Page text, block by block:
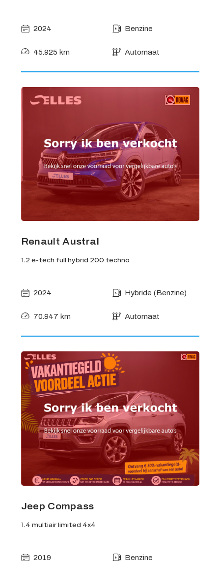
2024 Benzine
45.925 km Automaat
Renault Austral
1.2 e-tech full hybrid 200 techno
2024 Hybride (Benzine)
70.947 km Automaat
Jeep Compass
1.4 multiair limited 4x4
2019 Benzine